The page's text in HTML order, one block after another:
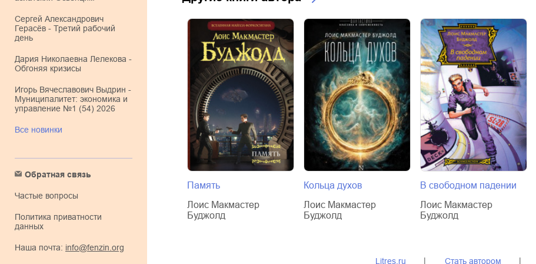
Сергей Александрович
Герасёв - Третий рабочий
день
Дария Николаевна Лелекова -
Обгоняя кризисы
Игорь Вячеславович Выдрин -
Муниципалитет: экономика и
управление №1 (54) 2026
Все новинки
Обратная связь
Частые вопросы
Политика приватности
данных
Наша почта: info@fenzin.org
Память
Лоис Макмастер
Буджолд
Кольца духов
Лоис Макмастер
Буджолд
В свободном падении
Лоис Макмастер
Буджолд
Litres.ru Стать автором